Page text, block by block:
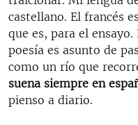
castellano. El francés
que es, para el
poesía es asunto de
como un río que
suena siempre en
pienso a diario.